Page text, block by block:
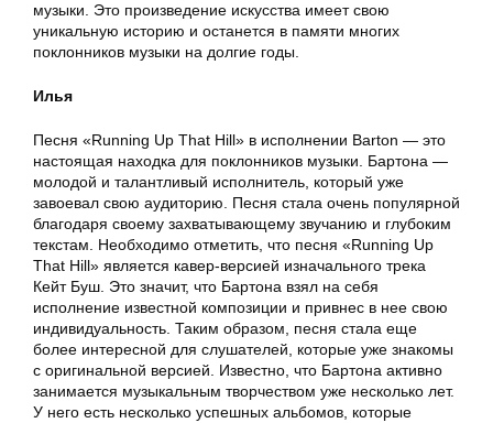
музыки. Это произведение искусства имеет свою
уникальную историю и останется в памяти многих
поклонников музыки на долгие годы.
Илья
Песня «Running Up That Hill» в исполнении Barton — это
настоящая находка для поклонников музыки. Бартона —
молодой и талантливый исполнитель, который уже
завоевал свою аудиторию. Песня стала очень популярной
благодаря своему захватывающему звучанию и глубоким
текстам. Необходимо отметить, что песня «Running Up
That Hill» является кавер-версией изначального трека
Кейт Буш. Это значит, что Бартона взял на себя
исполнение известной композиции и привнес в нее свою
индивидуальность. Таким образом, песня стала еще
более интересной для слушателей, которые уже знакомы
с оригинальной версией. Известно, что Бартона активно
занимается музыкальным творчеством уже несколько лет.
У него есть несколько успешных альбомов, которые